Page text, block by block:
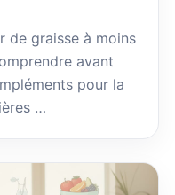
de graisse à moins
avant
pour la
…